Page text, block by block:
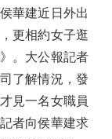
華建近日外出
更相約女子逛
。大公報記者
了解情況，發
見一名女職員
者向侯華建求